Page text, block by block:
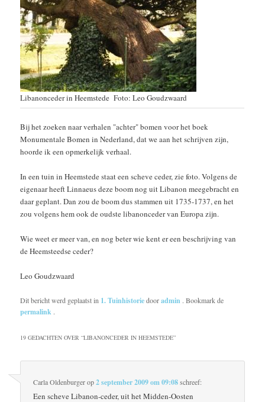
Libanonceder in Heemstede Foto: Leo Goudzwaard
Bij het zoeken naar verhalen "achter" bomen voor het boek
Monumentale Bomen in Nederland, dat we aan het schrijven zijn,
hoorde ik een opmerkelijk verhaal.
In een tuin in Heemstede staat een scheve ceder, zie foto. Volgens de
eigenaar heeft Linnaeus deze boom nog uit Libanon meegebracht en
daar geplant. Dan zou de boom dus stammen uit 1735-1737, en het
zou volgens hem ook de oudste libanonceder van Europa zijn.
Wie weet er meer van, en nog beter wie kent er een beschrijving van
de Heemsteedse ceder?
Leo Goudzwaard
Dit bericht werd geplaatst in 1. Tuinhistoriedooradmin . Bookmark de
permalink .
19 GEDACHTEN OVER “LIBANONCEDER IN HEEMSTEDE”
Carla Oldenburgerop2 september 2009 om 09:08schreef:
Een scheve Libanon-ceder, uit het Midden-Oosten